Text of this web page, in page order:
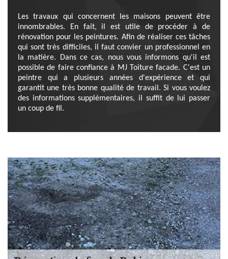
Les travaux qui concernent les maisons peuvent être
innombrables. En fait, il est utile de procéder à de
rénovation pour les peintures. Afin de réaliser ces tâches
qui sont très difficiles, il faut convier un professionnel en
la matière. Dans ce cas, nous vous informons qu'il est
possible de faire confiance à MJ Toiture facade. C'est un
peintre qui a plusieurs années d'expérience et qui
garantit une très bonne qualité de travail. Si vous voulez
des informations supplémentaires, il suffit de lui passer
un coup de fil.